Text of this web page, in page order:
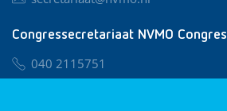
Congressecretariaat NVMO Congres
040 2115751